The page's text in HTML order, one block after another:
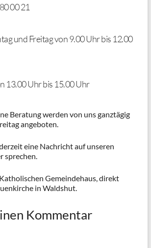
00 21
und Freitag von 9.00 Uhr bis 12.00
13.00 Uhr bis 15.00 Uhr
Beratung werden von uns ganztägig
angeboten.
eine Nachricht auf unseren
sprechen.
Gemeindehaus, direkt
in Waldshut.
Kommentar